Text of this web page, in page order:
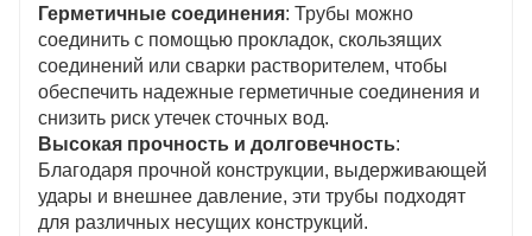
Герметичные соединения: Трубы можно
соединить с помощью прокладок, скользящих
соединений или сварки растворителем, чтобы
обеспечить надежные герметичные соединения и
снизить риск утечек сточных вод.
Высокая прочность и долговечность:
Благодаря прочной конструкции, выдерживающей
удары и внешнее давление, эти трубы подходят
для различных несущих конструкций.